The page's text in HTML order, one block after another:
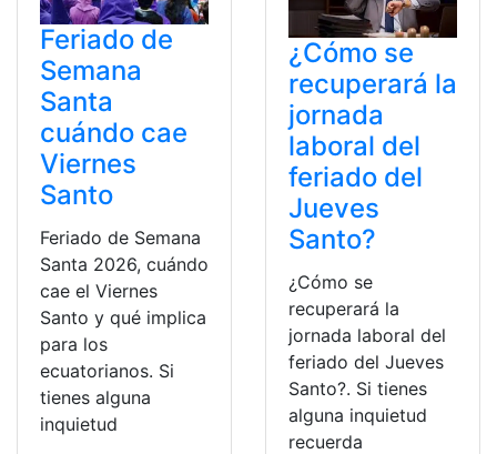
Feriado de
Semana
Santa
cuándo cae
Viernes
Santo
Feriado de Semana
Santa 2026, cuándo
cae el Viernes
Santo y qué implica
para los
ecuatorianos. Si
tienes alguna
inquietud
¿Cómo se
recuperará la
jornada
laboral del
feriado del
Jueves
Santo?
¿Cómo se
recuperará la
jornada laboral del
feriado del Jueves
Santo?. Si tienes
alguna inquietud
recuerda